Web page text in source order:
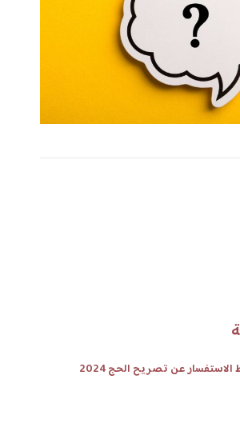
الاستفسار عن تصريح الحج 2024